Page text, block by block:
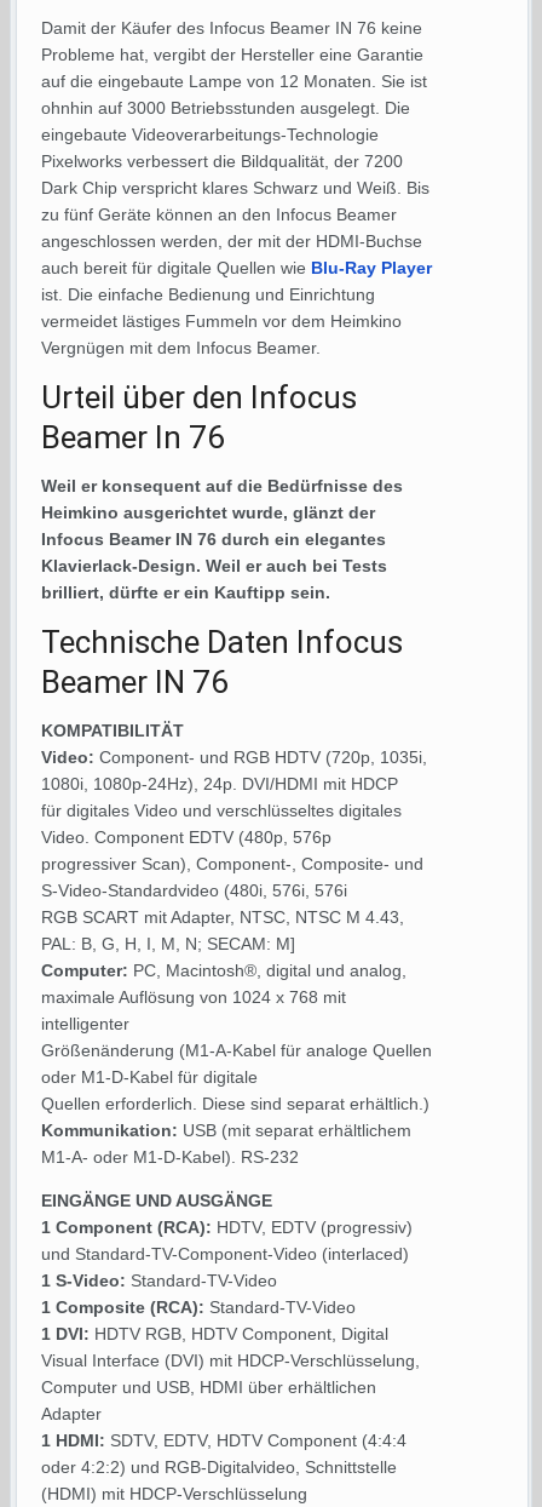
Damit der Käufer des Infocus Beamer IN 76 keine
Probleme hat, vergibt der Hersteller eine Garantie
auf die eingebaute Lampe von 12 Monaten. Sie ist
ohnhin auf 3000 Betriebsstunden ausgelegt. Die
eingebaute Videoverarbeitungs-Technologie
Pixelworks verbessert die Bildqualität, der 7200
Dark Chip verspricht klares Schwarz und Weiß. Bis
zu fünf Geräte können an den Infocus Beamer
angeschlossen werden, der mit der HDMI-Buchse
auch bereit für digitale Quellen wie Blu-Ray Player
ist. Die einfache Bedienung und Einrichtung
vermeidet lästiges Fummeln vor dem Heimkino
Vergnügen mit dem Infocus Beamer.
Urteil über den Infocus
Beamer In 76
Weil er konsequent auf die Bedürfnisse des
Heimkino ausgerichtet wurde, glänzt der
Infocus Beamer IN 76 durch ein elegantes
Klavierlack-Design. Weil er auch bei Tests
brilliert, dürfte er ein Kauftipp sein.
Technische Daten Infocus
Beamer IN 76
KOMPATIBILITÄT
Video: Component- und RGB HDTV (720p, 1035i,
1080i, 1080p-24Hz), 24p. DVI/HDMI mit HDCP
für digitales Video und verschlüsseltes digitales
Video. Component EDTV (480p, 576p
progressiver Scan), Component-, Composite- und
S-Video-Standardvideo (480i, 576i, 576i
RGB SCART mit Adapter, NTSC, NTSC M 4.43,
PAL: B, G, H, I, M, N; SECAM: M]
Computer: PC, Macintosh®, digital und analog,
maximale Auflösung von 1024 x 768 mit
intelligenter
Größenänderung (M1-A-Kabel für analoge Quellen
oder M1-D-Kabel für digitale
Quellen erforderlich. Diese sind separat erhältlich.)
Kommunikation: USB (mit separat erhältlichem
M1-A- oder M1-D-Kabel). RS-232
EINGÄNGE UND AUSGÄNGE
1 Component (RCA): HDTV, EDTV (progressiv)
und Standard-TV-Component-Video (interlaced)
1 S-Video: Standard-TV-Video
1 Composite (RCA): Standard-TV-Video
1 DVI: HDTV RGB, HDTV Component, Digital
Visual Interface (DVI) mit HDCP-Verschlüsselung,
Computer und USB, HDMI über erhältlichen
Adapter
1 HDMI: SDTV, EDTV, HDTV Component (4:4:4
oder 4:2:2) und RGB-Digitalvideo, Schnittstelle
(HDMI) mit HDCP-Verschlüsselung